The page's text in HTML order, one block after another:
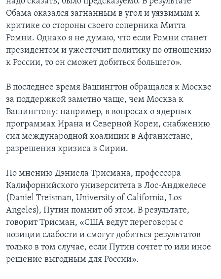
Обама оказался загнанным в угол и уязвимым к
критике со стороны своего соперника Митта
Ромни. Однако я не думаю, что если Ромни станет
президентом и ужесточит политику по отношению
к России, то он сможет добиться большего».
В последнее время Вашингтон обращался к Москве
за поддержкой заметно чаще, чем Москва к
Вашингтону: например, в вопросах о ядерных
программах Ирана и Северной Кореи, снабжению
сил международной коалиции в Афганистане,
разрешения кризиса в Сирии.
По мнению Дэниела Трисмана, профессора
Калифорнийского университета в Лос-Анджелесе
(Daniel Treisman, University of California, Los
Angeles), Путин помнит об этом. В результате,
говорит Трисман, «США ведут переговоры с
позиции слабости и смогут добиться результатов
только в том случае, если Путин сочтет то или иное
решение выгодным для России».